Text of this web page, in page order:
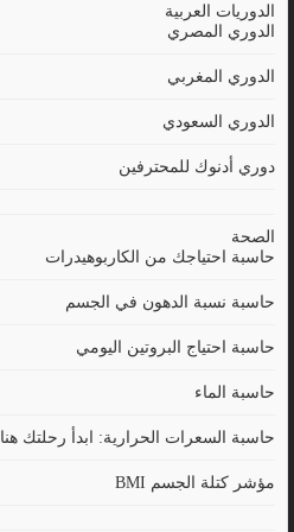
الدوريات العربية
الدوري المصري
الدوري المغربي
الدوري السعودي
دوري أدنوك للمحترفين
الصحة
حاسبة احتياجك من الكاربوهيدرات
حاسبة نسبة الدهون في الجسم
حاسبة احتياج البروتين اليومي
حاسبة الماء
حاسبة السعرات الحرارية: ابدأ رحلتك هنا
مؤشر كتلة الجسم BMI